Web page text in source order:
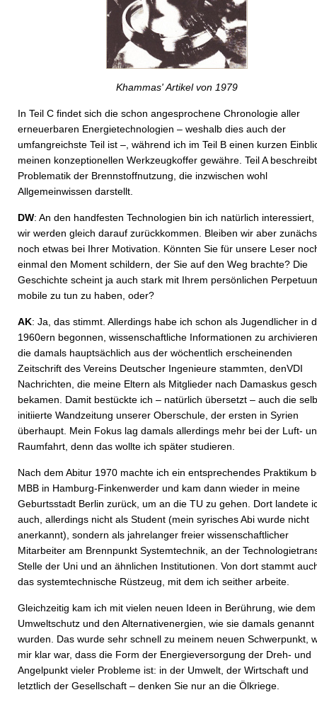
Khammas' Artikel von 1979
In Teil C findet sich die schon angesprochene Chronologie aller
erneuerbaren Energietechnologien – weshalb dies auch der
umfangreichste Teil ist –, während ich im Teil B einen kurzen
meinen konzeptionellen Werkzeugkoffer gewähre. Teil A
Problematik der Brennstoffnutzung, die inzwischen wohl
Allgemeinwissen darstellt.
DW: An den handfesten Technologien bin ich natürlich interessiert,
wir werden gleich darauf zurückkommen. Bleiben wir aber
noch etwas bei Ihrer Motivation. Könnten Sie für unsere Leser
einmal den Moment schildern, der Sie auf den Weg brachte? Die
Geschichte scheint ja auch stark mit Ihrem persönlichen
mobile zu tun zu haben, oder?
AK: Ja, das stimmt. Allerdings habe ich schon als Jugendlicher in
1960ern begonnen, wissenschaftliche Informationen zu
die damals hauptsächlich aus der wöchentlich erscheinenden
Zeitschrift des Vereins Deutscher Ingenieure stammten, denVDI
Nachrichten, die meine Eltern als Mitglieder nach Damaskus
bekamen. Damit bestückte ich – natürlich übersetzt – auch die
initiierte Wandzeitung unserer Oberschule, der ersten in Syrien
überhaupt. Mein Fokus lag damals allerdings mehr bei der Luft-
Raumfahrt, denn das wollte ich später studieren.
Nach dem Abitur 1970 machte ich ein entsprechendes Praktikum
MBB in Hamburg-Finkenwerder und kam dann wieder in meine
Geburtsstadt Berlin zurück, um an die TU zu gehen. Dort landete
auch, allerdings nicht als Student (mein syrisches Abi wurde nicht
anerkannt), sondern als jahrelanger freier wissenschaftlicher
Mitarbeiter am Brennpunkt Systemtechnik, an der
Stelle der Uni und an ähnlichen Institutionen. Von dort stammt
das systemtechnische Rüstzeug, mit dem ich seither arbeite.
Gleichzeitig kam ich mit vielen neuen Ideen in Berührung, wie dem
Umweltschutz und den Alternativ­energien, wie sie damals genannt
wurden. Das wurde sehr schnell zu meinem neuen Schwerpunkt,
mir klar war, dass die Form der Energieversorgung der Dreh- und
Angelpunkt vieler Probleme ist: in der Umwelt, der Wirtschaft und
letztlich der Gesellschaft – denken Sie nur an die Ölkriege.